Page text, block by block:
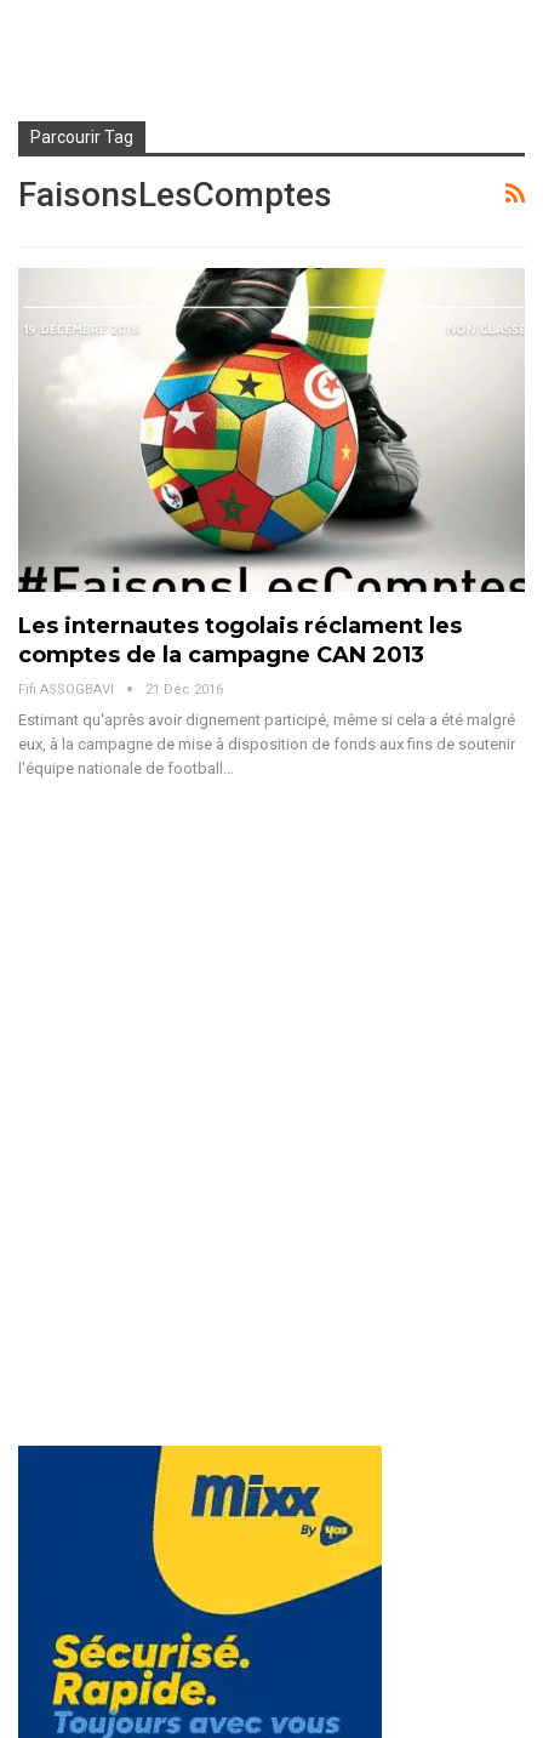
Parcourir Tag
FaisonsLesComptes
Les internautes togolais réclament les
comptes de la campagne CAN 2013
Fifi ASSOGBAVI 21 Déc 2016
Estimant qu'après avoir dignement participé, même si cela a été malgré
eux, à la campagne de mise à disposition de fonds aux fins de soutenir
l'équipe nationale de football…